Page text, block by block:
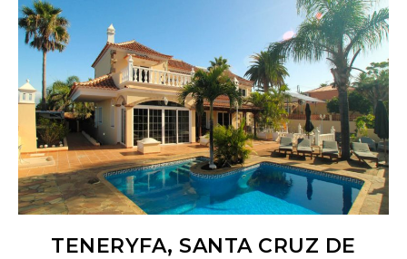
TENERYFA, SANTA CRUZ DE